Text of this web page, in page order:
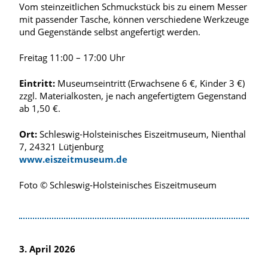
Vom steinzeitlichen Schmuckstück bis zu einem Messer
mit passender Tasche, können verschiedene Werkzeuge
und Gegenstände selbst angefertigt werden.
Freitag 11:00 – 17:00 Uhr
Eintritt: Museumseintritt (Erwachsene 6 €, Kinder 3 €)
zzgl. Materialkosten, je nach angefertigtem Gegenstand
ab 1,50 €.
Ort: Schleswig-Holsteinisches Eiszeitmuseum, Nienthal
7, 24321 Lütjenburg
www.eiszeitmuseum.de
Foto © Schleswig-Holsteinisches Eiszeitmuseum
3. April 2026